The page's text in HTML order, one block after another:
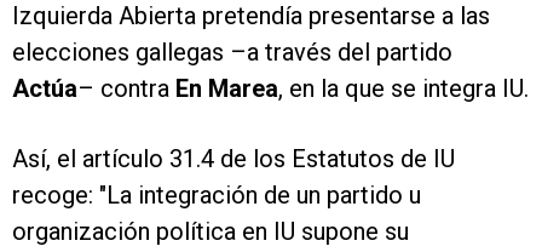
Izquierda Abierta pretendía presentarse a las
elecciones gallegas –a través del partido
Actúa– contra En Marea, en la que se integra IU.
Así, el artículo 31.4 de los Estatutos de IU
recoge: "La integración de un partido u
organización política en IU supone su